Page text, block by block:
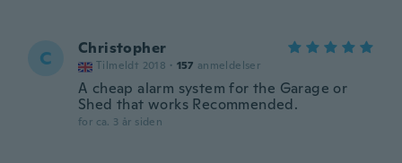
C Christopher
Tilmeldt 2018 · 157 anmeldelser
A cheap alarm system for the Garage or
Shed that works Recommended.
for ca. 3 år siden